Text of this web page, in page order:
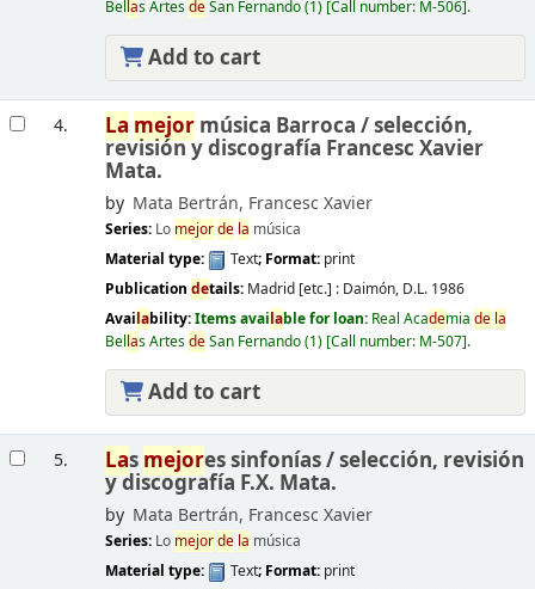
Bellas ArtesdeSan Fernando(1) Call number: M-506 .
Add to cart
4. La mejormúsica Barroca /selección,
revisión y discografía Francesc Xavier
Mata.
by Mata Bertrán, Francesc Xavier
Series: Lo mejorde la música
Material type:
Text; Format: print
Publication details: Madrid [etc.] : Daimón, D.L. 1986
Availability:Items available for loan: Real Academia de la
Bellas ArtesdeSan Fernando(1) Call number: M-507 .
Add to cart
5. Las mejores sinfonías /selección, revisión
y discografía F.X. Mata.
by Mata Bertrán, Francesc Xavier
Series: Lo mejorde la música
Material type:
Text; Format: print